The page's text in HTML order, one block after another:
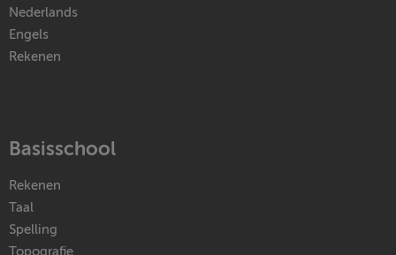
Nederlands
Engels
Rekenen
Basisschool
Rekenen
Taal
Spelling